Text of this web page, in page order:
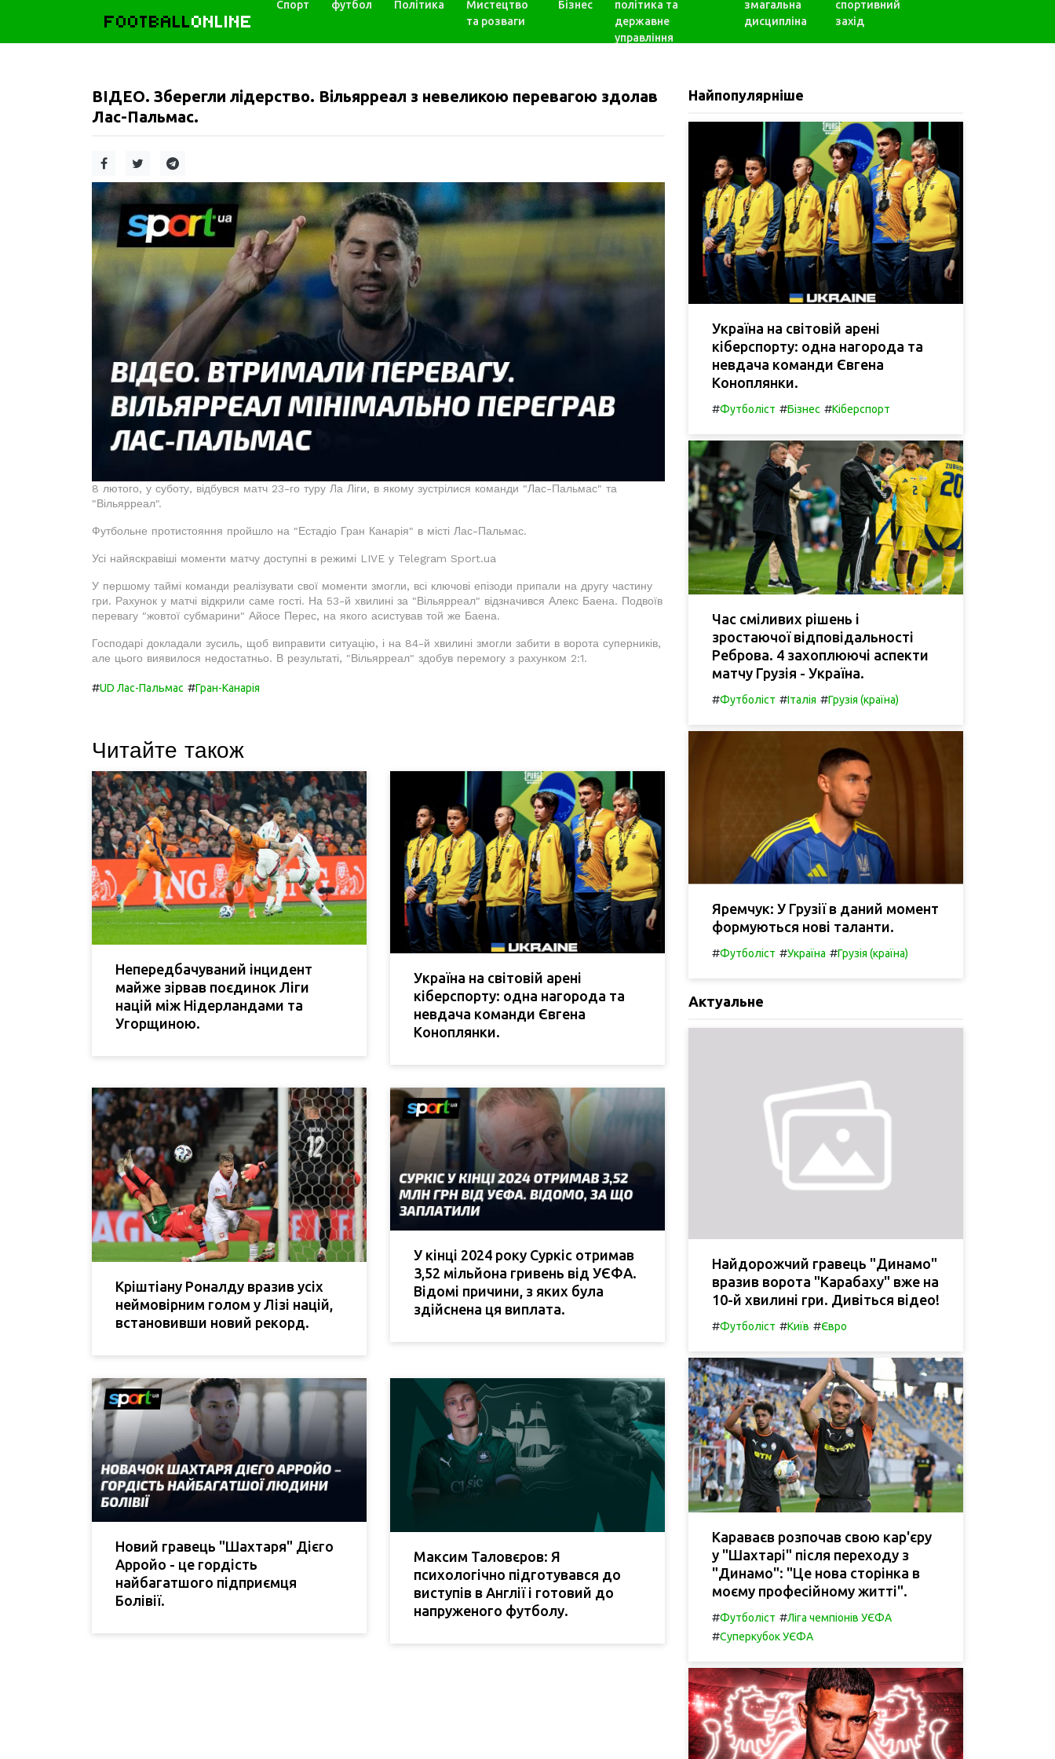
FOOTBALLONLINE
Спорт футбол Політика
Мистецтво
та розваги
Бізнес
політика та
державне
управління
змагальна
дисципліна
спортивний
захід
ВІДЕО. Зберегли лідерство. Вільярреал з невеликою перевагою здолав
Лас-Пальмас.
8 лютого, у суботу, відбувся матч 23-го туру Ла Ліги, в якому зустрілися команди "Лас-Пальмас" та
"Вільярреал".
Футбольне протистояння пройшло на "Естадіо Гран Канарія" в місті Лас-Пальмас.
Усі найяскравіші моменти матчу доступні в режимі LIVE у Telegram Sport.ua
У першому таймі команди реалізувати свої моменти змогли, всі ключові епізоди припали на другу частину
гри. Рахунок у матчі відкрили саме гості. На 53-й хвилині за "Вільярреал" відзначився Алекс Баена. Подвоїв
перевагу "жовтої субмарини" Айосе Перес, на якого асистував той же Баена.
Господарі докладали зусиль, щоб виправити ситуацію, і на 84-й хвилині змогли забити в ворота суперників,
але цього виявилося недостатньо. В результаті, "Вільярреал" здобув перемогу з рахунком 2:1.
#UD Лас-Пальмас #Гран-Канарія
Читайте також
Непередбачуваний інцидент
майже зірвав поєдинок Ліги
націй між Нідерландами та
Угорщиною.
Україна на світовій арені
кіберспорту: одна нагорода та
невдача команди Євгена
Коноплянки.
Кріштіану Роналду вразив усіх
неймовірним голом у Лізі націй,
встановивши новий рекорд.
У кінці 2024 року Суркіс отримав
3,52 мільйона гривень від УЄФА.
Відомі причини, з яких була
здійснена ця виплата.
Новий гравець "Шахтаря" Дієго
Арройо - це гордість
найбагатшого підприємця
Болівії.
Максим Таловєров: Я
психологічно підготувався до
виступів в Англії і готовий до
напруженого футболу.
Найпопулярніше
Україна на світовій арені
кіберспорту: одна нагорода та
невдача команди Євгена
Коноплянки.
#Футболіст #Бізнес #Кіберспорт
Час сміливих рішень і
зростаючої відповідальності
Реброва. 4 захоплюючі аспекти
матчу Грузія - Україна.
#Футболіст #Італія #Грузія (країна)
Яремчук: У Грузії в даний момент
формуються нові таланти.
#Футболіст #Україна #Грузія (країна)
Актуальне
Найдорожчий гравець "Динамо"
вразив ворота "Карабаху" вже на
10-й хвилині гри. Дивіться відео!
#Футболіст #Київ #Євро
Караваєв розпочав свою кар'єру
у "Шахтарі" після переходу з
"Динамо": "Це нова сторінка в
моєму професійному житті".
#Футболіст #Ліга чемпіонів УЄФА
#Суперкубок УЄФА